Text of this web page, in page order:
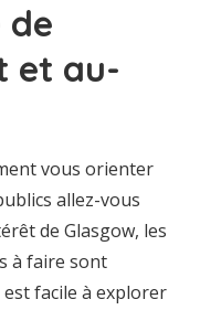
de
et au-
vous orienter
allez-vous
de Glasgow, les
à faire sont
facile à explorer